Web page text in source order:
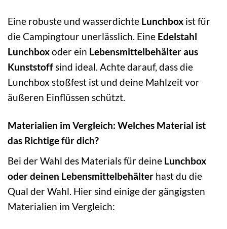
Eine robuste und wasserdichte Lunchbox ist für
die Campingtour unerlässlich. Eine Edelstahl
Lunchboxoder ein Lebensmittelbehälter aus
Kunststoffsind ideal. Achte darauf, dass die
Lunchbox stoßfest ist und deine Mahlzeit vor
äußeren Einflüssen schützt.
Materialien im Vergleich: Welches Material ist
das Richtige für dich?
Bei der Wahl des Materials für deine Lunchbox
oder deinen Lebensmittelbehälter hast du die
Qual der Wahl. Hier sind einige der gängigsten
Materialien im Vergleich: